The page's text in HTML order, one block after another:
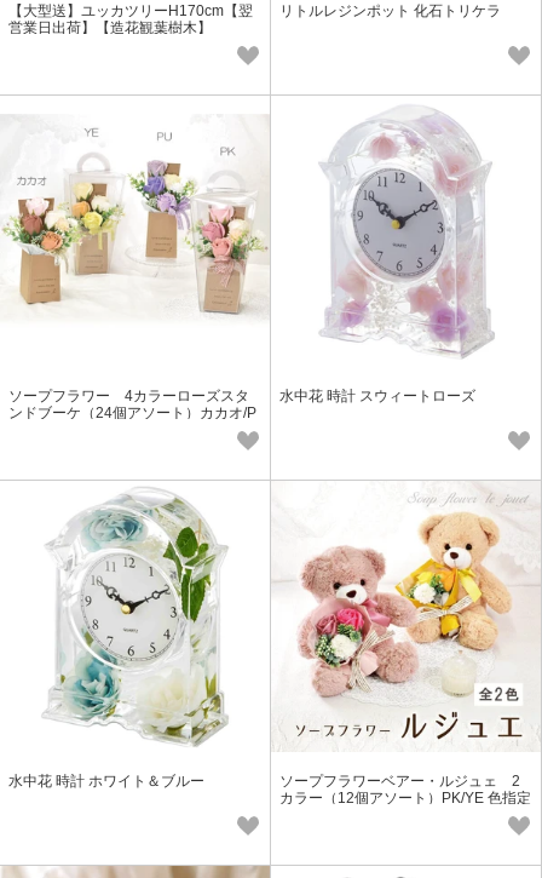
【大型送】ユッカツリーH170cm【翌
営業日出荷】【造花観葉樹木】
リトルレジンポット 化石トリケラ
ソープフラワー 4カラーローズスタ
ンドブーケ（24個アソート）カカオ/P
水中花 時計 スウィートローズ
水中花 時計 ホワイト＆ブルー
ソープフラワーベアー・ルジュェ 2
カラー（12個アソート）PK/YE 色指定